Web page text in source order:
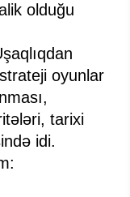
olduğu
oyunlar
tarixi
idi.